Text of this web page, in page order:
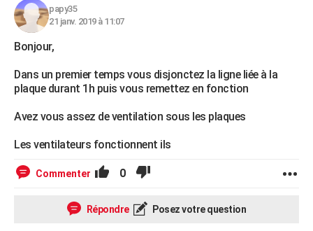
S'inscrire
Se connecter
Lycées
Collèges
Primaires
Universités
Entreprises
Service militaire
Avis de recherche
AVIS DE DÉCÈS
papy35
21 janv. 2019 à 11:07
Bonjour,
Dans un premier temps vous disjonctez la ligne liée à la
plaque durant 1h puis vous remettez en fonction
Avez vous assez de ventilation sous les plaques
Les ventilateurs fonctionnent ils
Commenter 0
Répondre Posez votre question